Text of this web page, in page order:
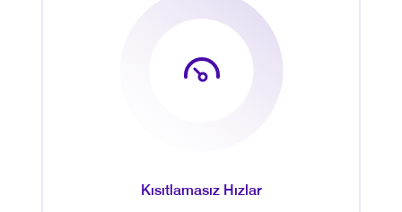
Kısıtlamasız Hızlar